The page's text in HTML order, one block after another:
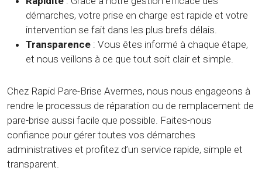
démarches, votre prise en charge est rapide et votre
intervention se fait dans les plus brefs délais.
Transparence : Vous êtes informé à chaque étape,
et nous veillons à ce que tout soit clair et simple.
Chez Rapid Pare-Brise Avermes, nous nous engageons à
rendre le processus de réparation ou de remplacement de
pare-brise aussi facile que possible. Faites-nous
confiance pour gérer toutes vos démarches
administratives et profitez d’un service rapide, simple et
transparent.